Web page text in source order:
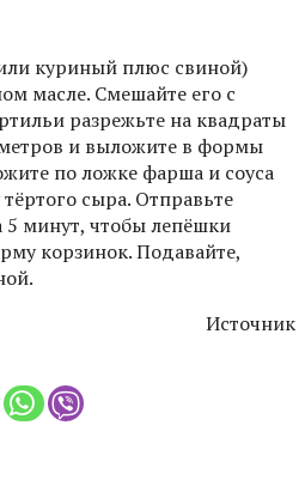
куриный плюс свиной)
масле. Смешайте его с
разрежьте на квадраты
и выложите в формы
по ложке фарша и соуса
сыра. Отправьте
5 минут, чтобы лепёшки
корзинок. Подавайте,
Источник